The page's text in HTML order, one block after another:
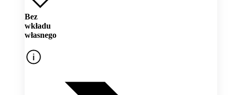
Bez
wkładu
własnego